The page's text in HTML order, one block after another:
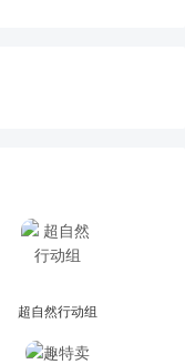
超自然行动组